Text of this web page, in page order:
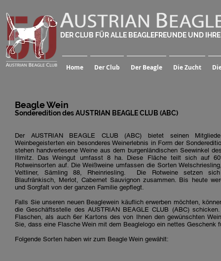
DER CLUB FÜR ALLE BEAGLEFREUNDE UND
Home Der Club Der Beagle Die Zucht
Der AUSTRIAN BEAGLE CLUB (ABC) bietet seinen
Weinbegeisterten ein besonderes Weinerlebnis in Form der
stehen handverlesene Weine aus dem burgenländischen Seewinkel
Illmitz. Das Weingut umfasst 8 ha. Diese Fläche teilt sich auf
Rotweinsorten auf. Die Weißweine umfassen die Sorten
Veltliner, Sämling 88, Rheinriesling. Die Rotweine setzen
Blaufränkisch, Merlot, Cabernet Sauvignon zusammen. Bis heute
und Sorgfalt von der ganzen Familie gepflegt.
Falls Sie unseren neuen Beaglewein käuflich erwerben möchten,
die Geschäftsstelle des AUSTRIAN BEAGLE CLUB (ABC)
Flaschen, als auch 6er Kartons des von Ihnen den gewünschten
Sie, dass eine Flasche Wein mit dem Beaglelogo ein nettes Geschenk
Folgende Sorten haben wir zum Beagle Wein gewählt:
Beagle Wein
Sonderedition des AUSTRIAN BEAGLE CLUB (ABC)